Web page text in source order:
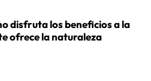
disfruta los beneficios a la
ofrece la naturaleza